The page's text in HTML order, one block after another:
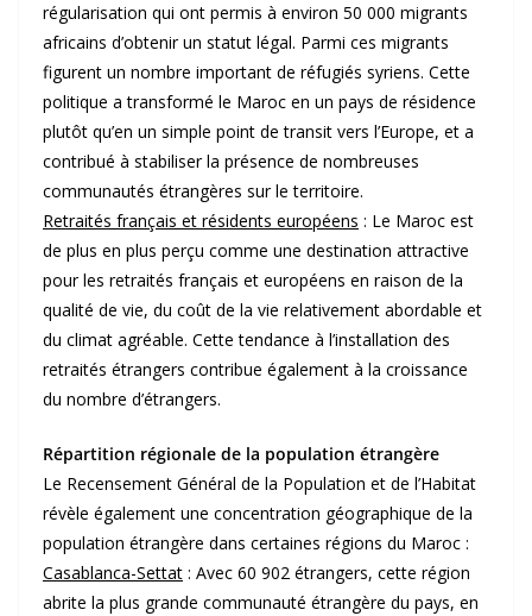
régularisation qui ont permis à environ 50 000 migrants
africains d’obtenir un statut légal. Parmi ces migrants
figurent un nombre important de réfugiés syriens. Cette
politique a transformé le Maroc en un pays de résidence
plutôt qu’en un simple point de transit vers l’Europe, et a
contribué à stabiliser la présence de nombreuses
communautés étrangères sur le territoire.
Retraités français et résidents européens : Le Maroc est
de plus en plus perçu comme une destination attractive
pour les retraités français et européens en raison de la
qualité de vie, du coût de la vie relativement abordable et
du climat agréable. Cette tendance à l’installation des
retraités étrangers contribue également à la croissance
du nombre d’étrangers.
Répartition régionale de la population étrangère
Le Recensement Général de la Population et de l’Habitat
révèle également une concentration géographique de la
population étrangère dans certaines régions du Maroc :
Casablanca-Settat : Avec 60 902 étrangers, cette région
abrite la plus grande communauté étrangère du pays, en